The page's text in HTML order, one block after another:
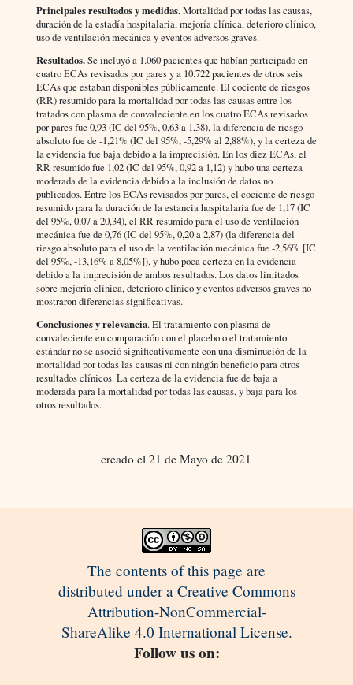
Principales resultados y medidas.Mortalidad por todas las causas,
duración de la estadía hospitalaria, mejoría clínica, deterioro clínico,
uso de ventilación mecánica y eventos adversos graves.
Resultados.Se incluyó a 1.060 pacientes que habían participado en
cuatro ECAs revisados por pares y a 10.722 pacientes de otros seis
ECAs que estaban disponibles públicamente. El cociente de riesgos
(RR) resumido para la mortalidad por todas las causas entre los
tratados con plasma de convaleciente en los cuatro ECAs revisados
por pares fue 0,93 (IC del 95%, 0,63 a 1,38), la diferencia de riesgo
absoluto fue de -1,21% (IC del 95%, -5,29% al 2,88%), y la certeza de
la evidencia fue baja debido a la imprecisión. En los diez ECAs, el
RR resumido fue 1,02 (IC del 95%, 0,92 a 1,12) y hubo una certeza
moderada de la evidencia debido a la inclusión de datos no
publicados. Entre los ECAs revisados por pares, el cociente de riesgo
resumido para la duración de la estancia hospitalaria fue de 1,17 (IC
del 95%, 0,07 a 20,34), el RR resumido para el uso de ventilación
mecánica fue de 0,76 (IC del 95%, 0,20 a 2,87) (la diferencia del
riesgo absoluto para el uso de la ventilación mecánica fue -2,56% [IC
del 95%, -13,16% a 8,05%]), y hubo poca certeza en la evidencia
debido a la imprecisión de ambos resultados. Los datos limitados
sobre mejoría clínica, deterioro clínico y eventos adversos graves no
mostraron diferencias significativas.
Conclusiones y relevancia. El tratamiento con plasma de
convaleciente en comparación con el placebo o el tratamiento
estándar no se asoció significativamente con una disminución de la
mortalidad por todas las causas ni con ningún beneficio para otros
resultados clínicos. La certeza de la evidencia fue de baja a
moderada para la mortalidad por todas las causas, y baja para los
otros resultados.
creado el 21 de Mayo de 2021
The contents of this page are
distributed under a Creative Commons
Attribution-NonCommercial-
ShareAlike 4.0 International License.
Follow us on: